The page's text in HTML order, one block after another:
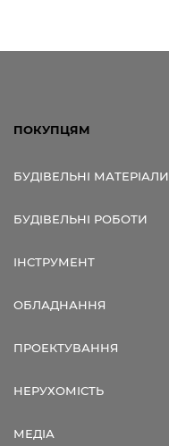
ПОКУПЦЯМ
БУДІВЕЛЬНІ МАТЕРІАЛИ
БУДІВЕЛЬНІ РОБОТИ
ІНСТРУМЕНТ
ОБЛАДНАННЯ
ПРОЕКТУВАННЯ
НЕРУХОМІСТЬ
МЕДІА